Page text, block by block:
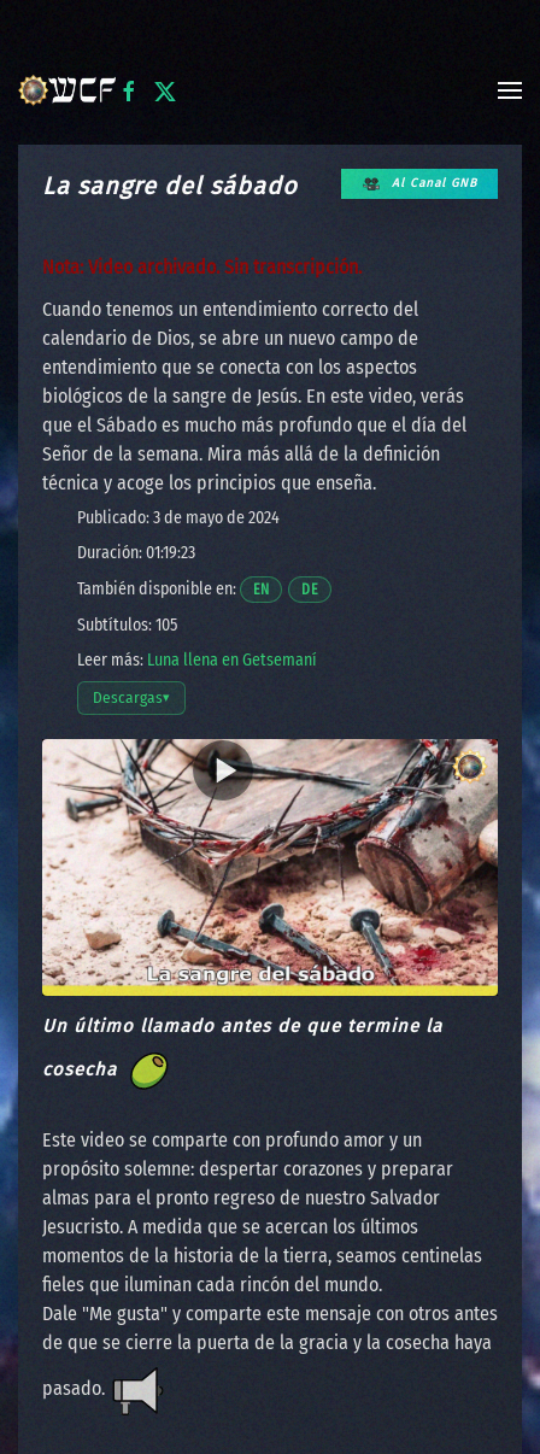
La sangre del sábado Al Canal GNB
Nota: Video archivado. Sin transcripción.
Cuando tenemos un entendimiento correcto del
calendario de Dios, se abre un nuevo campo de
entendimiento que se conecta con los aspectos
biológicos de la sangre de Jesús. En este video, verás
que el Sábado es mucho más profundo que el día del
Señor de la semana. Mira más allá de la definición
técnica y acoge los principios que enseña.
Publicado: 3 de mayo de 2024
Duración: 01:19:23
También disponible en:
ENOpens a video in a new window.
DEOpens a video in a new window.
Subtítulos: 105
Leer más: Luna llena en Getsemaní
Descargas▾
Abrir opciones de descarga
Un último llamado antes de que termine la
cosecha
Este video se comparte con profundo amor y un
propósito solemne: despertar corazones y preparar
almas para el pronto regreso de nuestro Salvador
Jesucristo. A medida que se acercan los últimos
momentos de la historia de la tierra, seamos centinelas
fieles que iluminan cada rincón del mundo.
Dale "Me gusta" y comparte este mensaje con otros antes
de que se cierre la puerta de la gracia y la cosecha haya
pasado.